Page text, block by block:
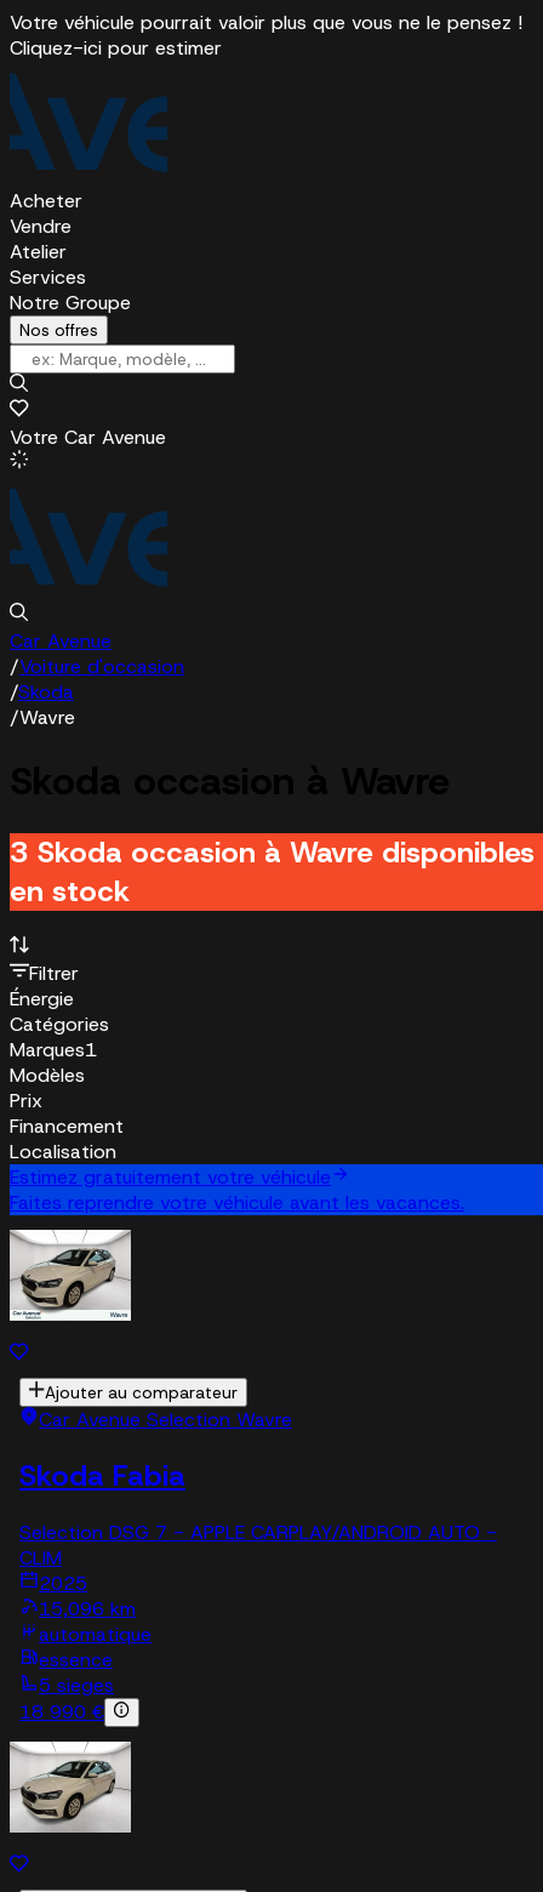
Votre véhicule pourrait valoir plus que vous ne le pensez !
Cliquez-ici pour estimer
Acheter
Vendre
Atelier
Services
Notre Groupe
Nos offres
Votre Car Avenue
Car Avenue
/Voiture d'occasion
/Skoda
/Wavre
3 Skoda occasion à Wavre disponibles
en stock
Filtrer
Énergie
Catégories
Marques1
Modèles
Prix
Financement
Localisation
Estimez gratuitement votre véhicule
Faites reprendre votre véhicule avant les vacances.
Ajouter au comparateur
Car Avenue Selection Wavre
Skoda Fabia
Selection DSG 7 - APPLE CARPLAY/ANDROID AUTO -
CLIM
2025
15,096 km
automatique
essence
5 sieges
18 990 €